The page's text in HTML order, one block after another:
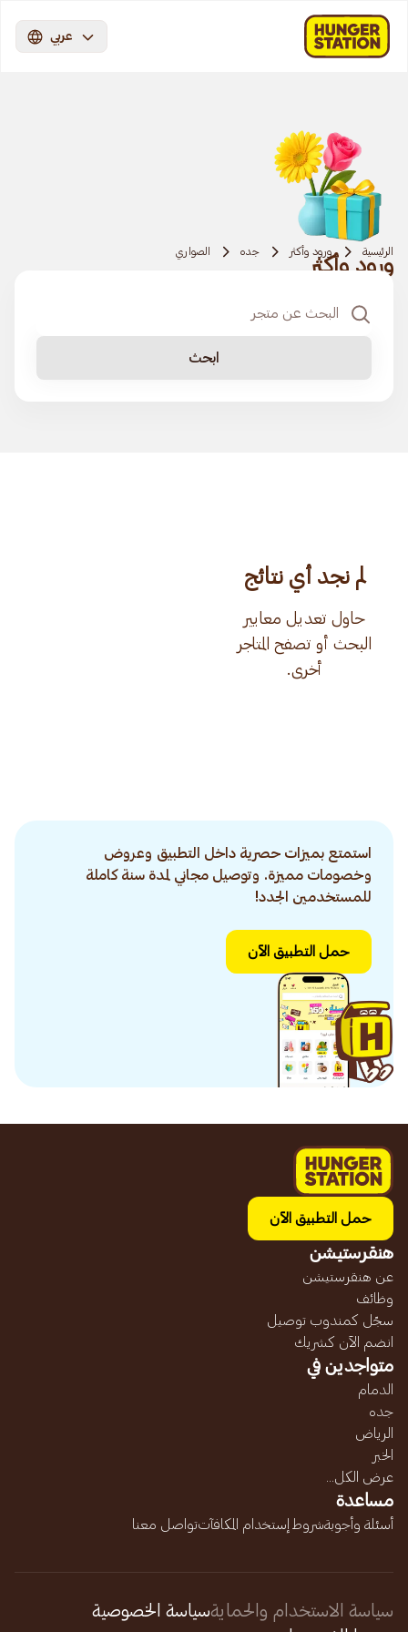
عربي
الرئيسية ورود وأكثر جده الصواري
ورود وأكثر
ابحث
لم نجد أي نتائج
حاول تعديل معايير
البحث أو تصفح المتاجر
أخرى.
استمتع بميزات حصرية داخل التطبيق وعروض
وخصومات مميزة. وتوصيل مجاني لمدة سنة كاملة
للمستخدمين الجدد!
حمل التطبيق الآن
حمل التطبيق الآن
هنقرستيشن
عن هنقرستيشن
وظائف
سجّل كمندوب توصيل
انضم الآن كشريك
متواجدين في
الدمام
جده
الرياض
الخبر
عرض الكل...
مساعدة
أسئلة وأجوبةشروط إستخدام المكافآتتواصل معنا
سياسة الاستخدام والحمايةسياسة الخصوصية